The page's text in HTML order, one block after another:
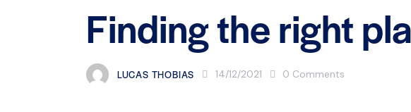
Finding the right
LUCAS THOBIAS 14/12/2021 0 Comments